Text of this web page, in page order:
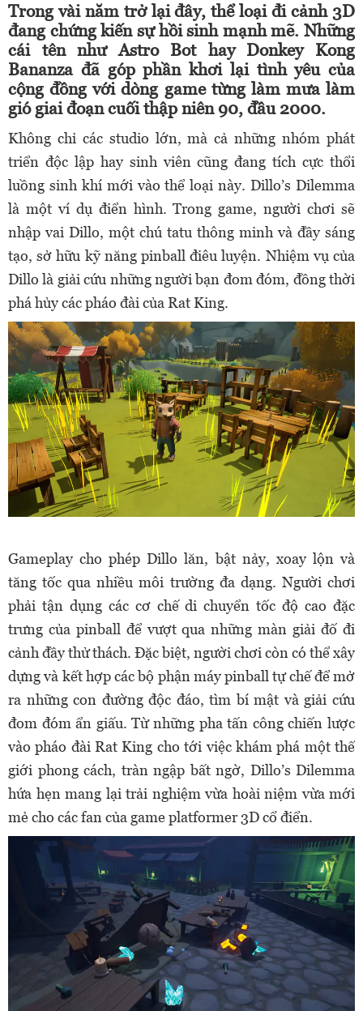
Trong vài năm trở lại đây, thể loại đi cảnh 3D
đang chứng kiến sự hồi sinh mạnh mẽ. Những
cái tên như Astro Bot hay Donkey Kong
Bananza đã góp phần khơi lại tình yêu của
cộng đồng với dòng game từng làm mưa làm
gió giai đoạn cuối thập niên 90, đầu 2000.
Không chỉ các studio lớn, mà cả những nhóm phát
triển độc lập hay sinh viên cũng đang tích cực thổi
luồng sinh khí mới vào thể loại này. Dillo’s Dilemma
là một ví dụ điển hình. Trong game, người chơi sẽ
nhập vai Dillo, một chú tatu thông minh và đầy sáng
tạo, sở hữu kỹ năng pinball điêu luyện. Nhiệm vụ của
Dillo là giải cứu những người bạn đom đóm, đồng thời
phá hủy các pháo đài của Rat King.
Gameplay cho phép Dillo lăn, bật nảy, xoay lộn và
tăng tốc qua nhiều môi trường đa dạng. Người chơi
phải tận dụng các cơ chế di chuyển tốc độ cao đặc
trưng của pinball để vượt qua những màn giải đố đi
cảnh đầy thử thách. Đặc biệt, người chơi còn có thể xây
dựng và kết hợp các bộ phận máy pinball tự chế để mở
ra những con đường độc đáo, tìm bí mật và giải cứu
đom đóm ẩn giấu. Từ những pha tấn công chiến lược
vào pháo đài Rat King cho tới việc khám phá một thế
giới phong cách, tràn ngập bất ngờ, Dillo’s Dilemma
hứa hẹn mang lại trải nghiệm vừa hoài niệm vừa mới
mẻ cho các fan của game platformer 3D cổ điển.